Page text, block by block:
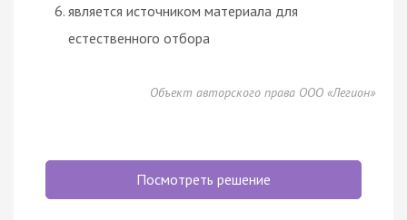
является источником материала для
естественного отбора
Объект авторского права ООО «Легион»
Посмотреть решение